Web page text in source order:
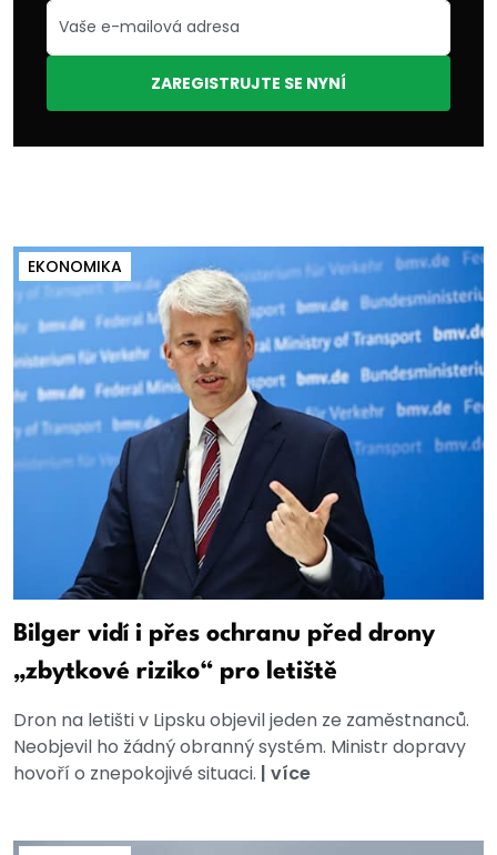
ZAREGISTRUJTE SE NYNÍ
EKONOMIKA
Bilger vidí i přes ochranu před drony
„zbytkové riziko“ pro letiště
Dron na letišti v Lipsku objevil jeden ze zaměstnanců.
Neobjevil ho žádný obranný systém. Ministr dopravy
hovoří o znepokojivé situaci. | více